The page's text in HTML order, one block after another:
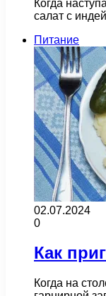
Когда
салат с
Питание
02.07.2024
0
Как
Когда на